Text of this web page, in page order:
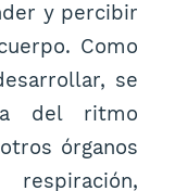
y percibir
Como
se
del ritmo
órganos